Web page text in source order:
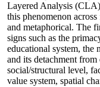
Layered Analysis
this phenomenon
and metaphorical. The
signs such as the
educational system, the
and its detachment
social/structural level,
value system, spatial